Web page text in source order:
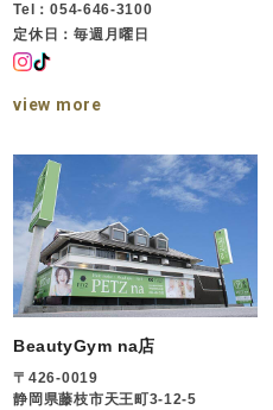
Tel：054-646-3100
定休日：毎週月曜日
view more
BeautyGym na店
〒426-0019
静岡県藤枝市天王町3-12-5